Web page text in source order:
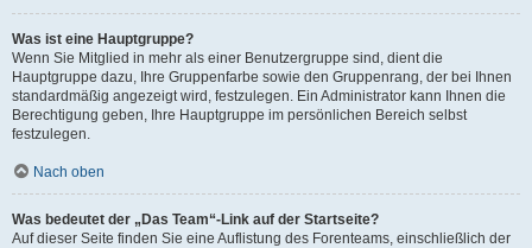
Was ist eine Hauptgruppe?
Wenn Sie Mitglied in mehr als einer Benutzergruppe sind, dient die
Hauptgruppe dazu, Ihre Gruppenfarbe sowie den Gruppenrang, der bei Ihnen
standardmäßig angezeigt wird, festzulegen. Ein Administrator kann Ihnen die
Berechtigung geben, Ihre Hauptgruppe im persönlichen Bereich selbst
festzulegen.
Nach oben
Was bedeutet der „Das Team“-Link auf der Startseite?
Auf dieser Seite finden Sie eine Auflistung des Forenteams, einschließlich der